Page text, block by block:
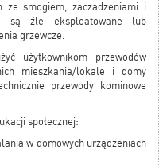
ze smogiem, zaczadzeniami i
są źle eksploatowane lub
grzewcze.
użytkownikom przewodów
mieszkania/lokale i domy
przewody kominowe
społecznej:
w domowych urządzeniach